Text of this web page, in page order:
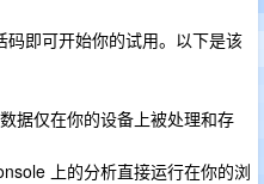
码即可开始你的试用。以下是该
据仅在你的设备上被处理和存
上的分析直接运行在你的浏